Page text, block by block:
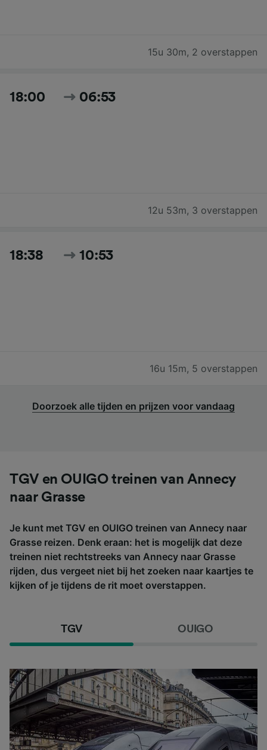
15u 30m, 2 overstappen
18:00 06:53
12u 53m, 3 overstappen
18:38 10:53
16u 15m, 5 overstappen
Doorzoek alle tijden en prijzen voor vandaag
TGV en OUIGO treinen van Annecy
naar Grasse
Je kunt met TGV en OUIGO treinen van Annecy naar
Grasse reizen. Denk eraan: het is mogelijk dat deze
treinen niet rechtstreeks van Annecy naar Grasse
rijden, dus vergeet niet bij het zoeken naar kaartjes te
kijken of je tijdens de rit moet overstappen.
TGV OUIGO